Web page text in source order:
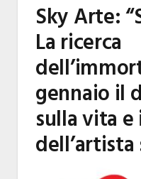
Sky Arte:
La ricerca
gennaio il
sulla vita